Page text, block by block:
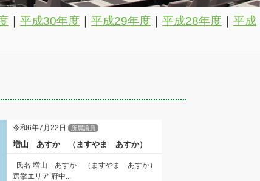
平成30年度 平成29年度 平成28年度
平成
令和6年7月22日 所属議員
増山 あすか （ますやま あすか）
氏名 増山 あすか （ますやま あすか）
選挙エリア 府中...